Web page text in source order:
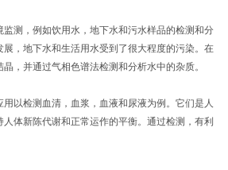
测，例如饮用水，地下水和污水样品的检测和分
，地下水和生活用水受到了很大程度的污染。在
，并通过气相色谱法检测和分析水中的杂质。
检测血清，血浆，血液和尿液为例。它们是人
体新陈代谢和正常运作的平衡。通过检测，有利